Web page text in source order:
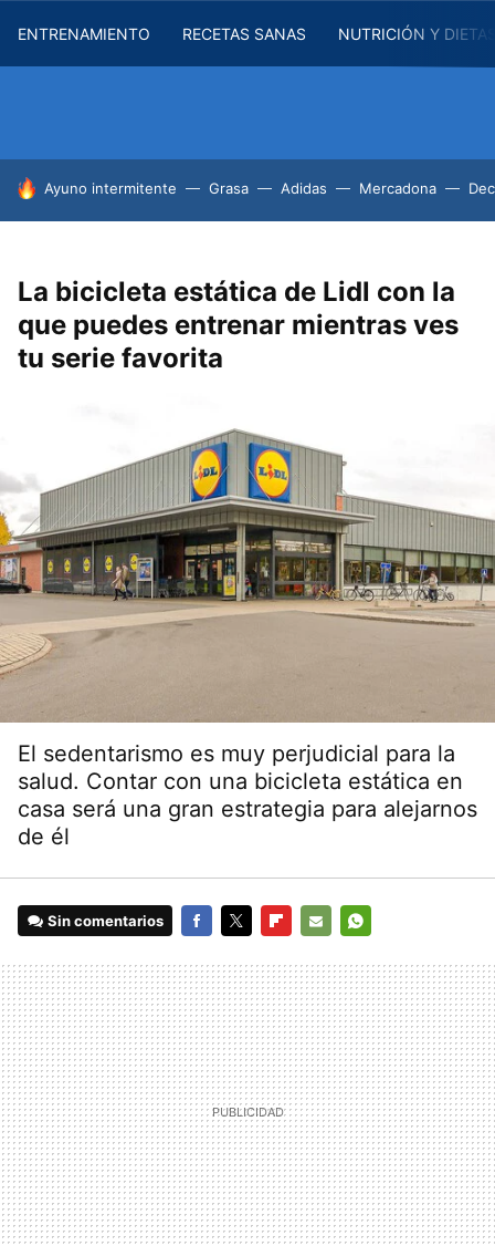
ENTRENAMIENTO RECETAS SANAS NUTRICIÓN Y
HOY SE HABLA DE
Ayuno intermitente Grasa Adidas Mercadona
La bicicleta estática de Lidl con la
que puedes entrenar mientras ves
tu serie favorita
El sedentarismo es muy perjudicial para la
salud. Contar con una bicicleta estática en
casa será una gran estrategia para alejarnos
de él
Sin comentarios
MAIL